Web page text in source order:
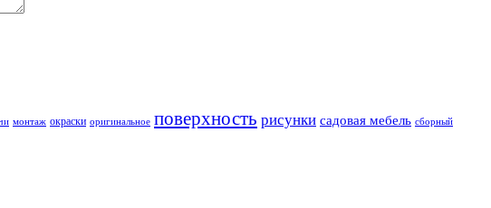
монтаж окраски оригинальное поверхность рисунки садовая мебель сборный